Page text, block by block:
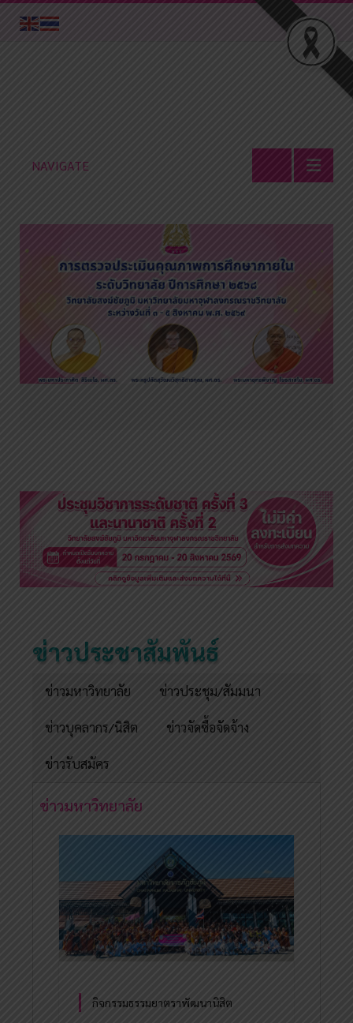
NAVIGATE
ข่าวประชาสัมพันธ์
ข่าวมหาวิทยาลัย ข่าวประชุม/สัมมนา
ข่าวบุคลากร/นิสิต ข่าวจัดซื้อจัดจ้าง
ข่าวรับสมัคร
ข่าวมหาวิทยาลัย
กิจกรรมธรรมยาตราพัฒนานิสิต